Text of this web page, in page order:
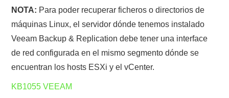
NOTA: Para poder recuperar ficheros o directorios de
máquinas Linux, el servidor dónde tenemos instalado
Veeam Backup & Replication debe tener una interface
de red configurada en el mismo segmento dónde se
encuentran los hosts ESXi y el vCenter.
KB1055 VEEAM